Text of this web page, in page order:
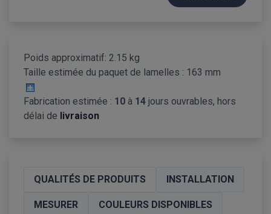
Poids approximatif: 2.15 kg
Taille estimée du paquet de lamelles : 163 mm
Fabrication estimée : 10 à 14 jours ouvrables, hors
délai de livraison
QUALITÉS DE PRODUITS INSTALLATION
MESURER COULEURS DISPONIBLES